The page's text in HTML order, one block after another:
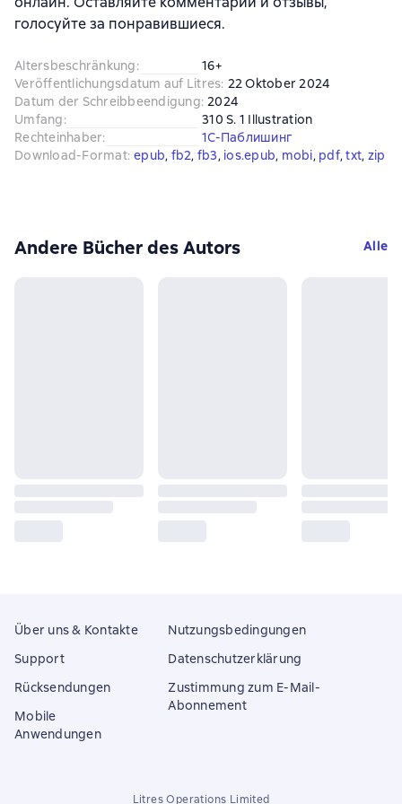
голосуйте за понравившиеся.
Altersbeschränkung:
16+
Veröffentlichungsdatum auf Litres: 22 Oktober 2024
Datum der Schreibbeendigung: 2024
Umfang:
310 S. 1 Illustration
Rechteinhaber:
1С-Паблишинг
Download-Format: epub, fb2, fb3, ios.epub, mobi, pdf, txt, zip
Andere Bücher des Autors Alle
Über uns & Kontakte
Support
Rücksendungen
Mobile
Anwendungen
Nutzungsbedingungen
Datenschutzerklärung
Zustimmung zum E-Mail-
Abonnement
Litres Operations Limited